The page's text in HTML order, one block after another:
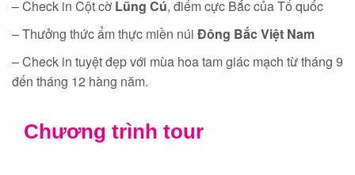
– Check in Cột cờ Lũng Cú, điểm cực Bắc của Tổ quốc
– Thưởng thức ẩm thực miền núi Đông Bắc Việt Nam
– Check in tuyệt đẹp với mùa hoa tam giác mạch từ tháng 9
đến tháng 12 hàng năm.
Chương trình tour